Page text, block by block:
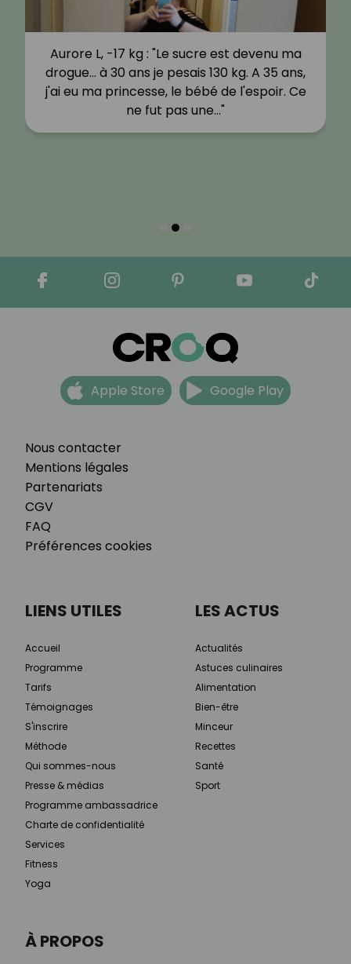
Aurore L, -17 kg : "Le sucre est devenu ma
drogue… à 30 ans je pesais 130 kg. A 35 ans,
j'ai eu ma princesse, le bébé de l'espoir. Ce
ne fut pas une…"
Nous contacter
Mentions légales
Partenariats
CGV
FAQ
Préférences cookies
Apple Store Google Play
À PROPOS
LIENS UTILES
Accueil
Programme
Tarifs
Témoignages
S'inscrire
Méthode
Qui sommes-nous
Presse & médias
Programme ambassadrice
Charte de confidentialité
Services
Fitness
Yoga
LES ACTUS
Actualités
Astuces culinaires
Alimentation
Bien-être
Minceur
Recettes
Santé
Sport